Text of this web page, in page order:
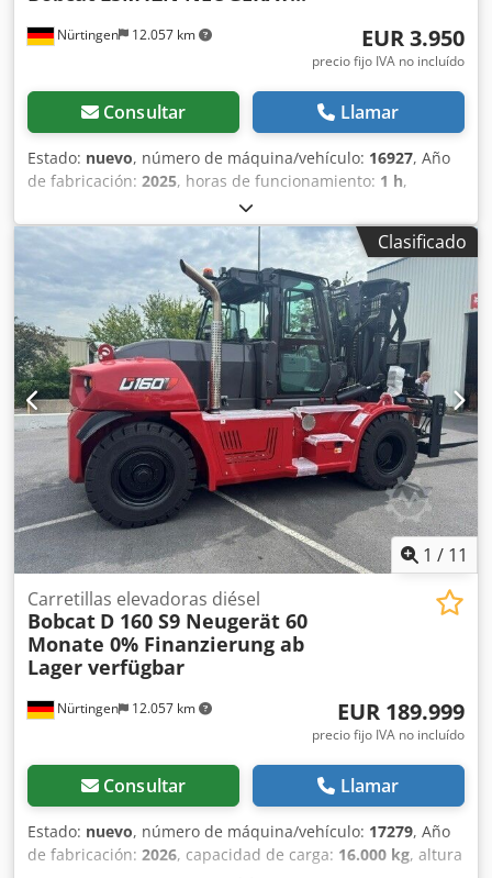
Nürtingen 12.057 km EUR 3.950
precio fijo IVA no incluído
Consultar Llamar
Estado: nuevo, número de máquina/vehículo: 16927, Año
de fabricación: 2025, horas de funcionamiento: 1 h,
1.200 kg, altura de elevación:
mm, centro de carga:600 mm, tipo de combustible:
eléctrico , tipo de mástil: Simplex
, altura de construcción:
, voltaje de la batería:24 V, longitud de la
horquilla:1.150 mm, peso total:576 kg, 5108763 Número
de serie: OBWNL-003130 Crjdpfsyv S Rmjx Alyof
Especificaciones de la batería: 24 V, 60 Ah.
Clasificado
1 / 11
Nürtingen 12.057 km
Carretillas elevadoras diésel
Bobcat D 160 S9 Neugerät 60
Monate 0% Finanzierung ab
Lager verfügbar
EUR 189.999
precio fijo IVA no incluído
Consultar Llamar
Estado: nuevo, número de máquina/vehículo: 17279, Año
de fabricación: 2026, capacidad de carga: 16.000 kg, altura